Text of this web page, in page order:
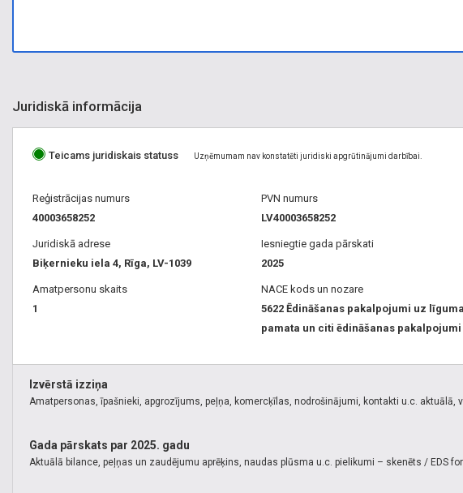
Juridiskā informācija
Teicams juridiskais statuss Uzņēmumam nav konstatēti juridiski apgrūtinājumi darbībai.
Reģistrācijas numurs
40003658252
PVN numurs
LV40003658252
Juridiskā adrese
Biķernieku iela 4, Rīga, LV-1039
Iesniegtie gada pārskati
2025
Amatpersonu skaits
1
NACE kods un nozare
5622 Ēdināšanas pakalpojumi uz līguma
pamata un citi ēdināšanas pakalpojumi
Izvērstā izziņa
Amatpersonas, īpašnieki, apgrozījums, peļņa, komercķīlas, nodrošinājumi, kontakti u.c. aktuālā,
Gada pārskats par 2025. gadu
Aktuālā bilance, peļņas un zaudējumu aprēķins, naudas plūsma u.c. pielikumi – skenēts / EDS